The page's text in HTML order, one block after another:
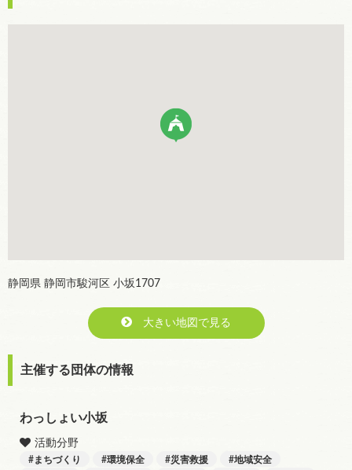
静岡県 静岡市駿河区 小坂1707
大きい地図で見る
主催する団体の情報
わっしょい小坂
活動分野
まちづくり 環境保全 災害救援
地域安全